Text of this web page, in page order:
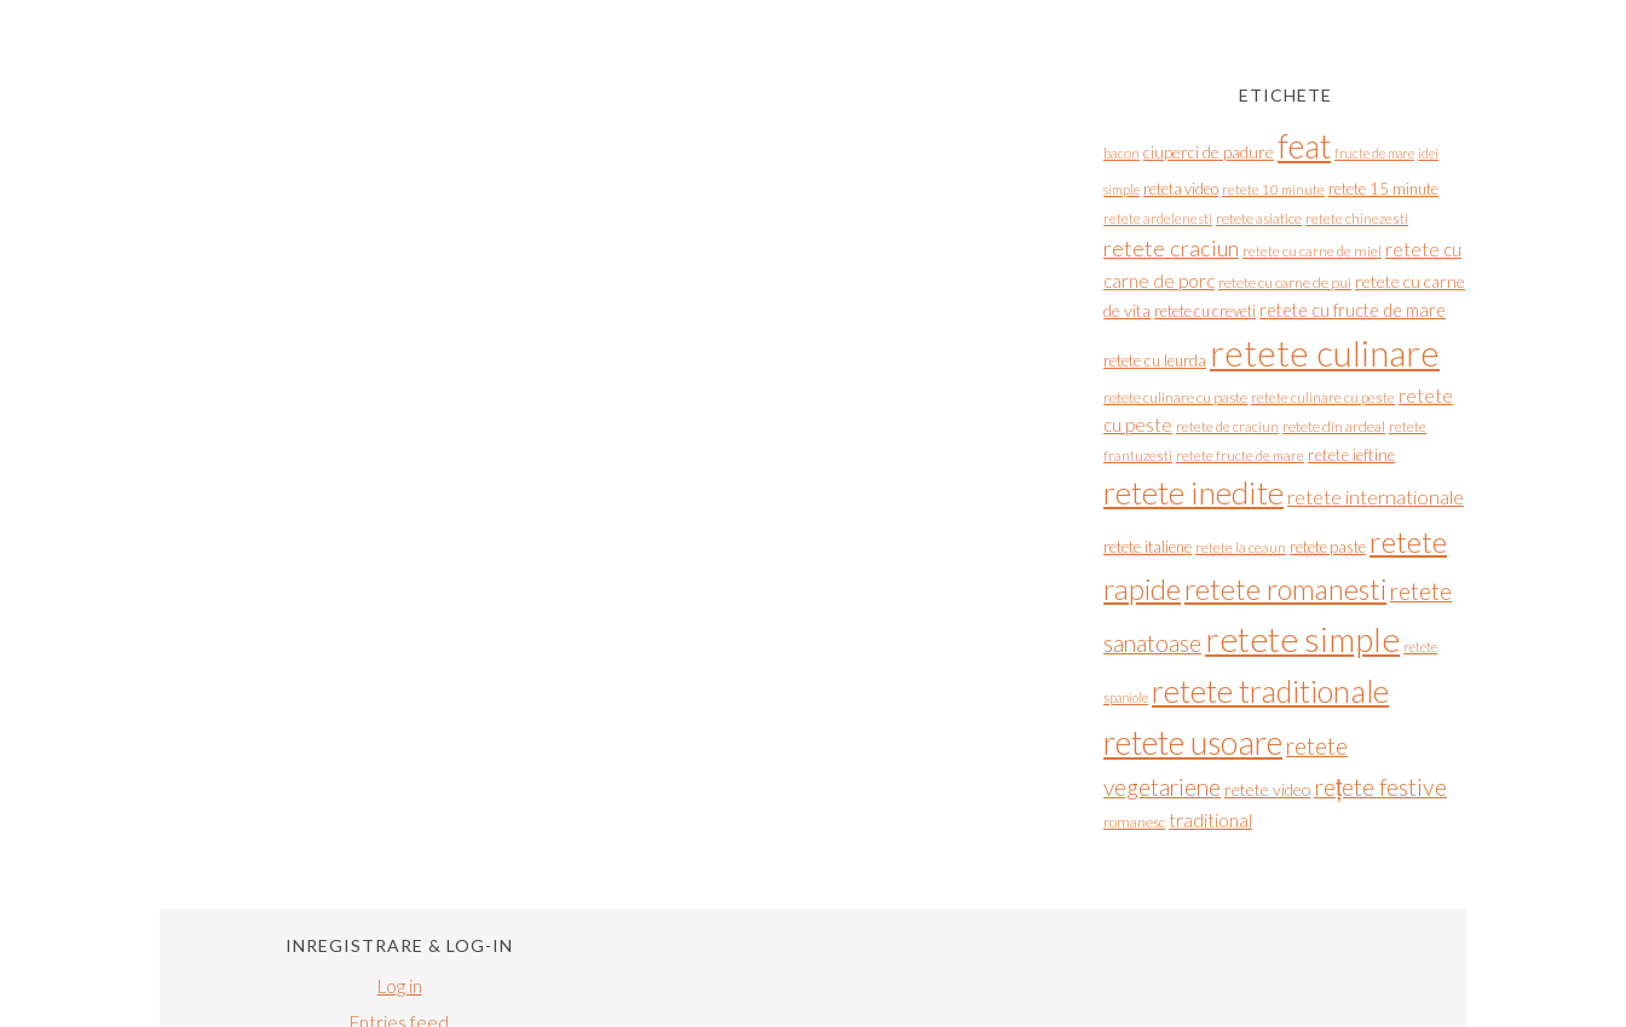
ETICHETE
bacon ciuperci de padure feat fructe de mare idei
simple reteta video retete 10 minute retete 15 minute
retete ardelenesti retete asiatice retete chinezesti
retete craciun retete cu carne de miel retete cu
carne de porc retete cu carne de pui retete cu carne
de vita retete cu creveti retete cu fructe de mare
retete cu leurda retete culinare
retete culinare cu paste retete culinare cu peste retete
cu peste retete de craciun retete din ardeal retete
frantuzesti retete fructe de mare retete ieftine
retete inedite retete internationale
retete italiene retete la ceaun retete paste retete
rapideretete romanesti retete
sanatoase retete simple retete
spaniole retete traditionale
retete usoare retete
vegetariene retete video rețete festive
romanesc traditional
INREGISTRARE & LOG-IN
Log in
Entries feed